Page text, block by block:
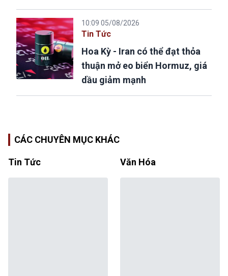
10:09 05/08/2026
Tin Tức
Hoa Kỳ - Iran có thể đạt thỏa
thuận mở eo biển Hormuz, giá
dầu giảm mạnh
CÁC CHUYÊN MỤC KHÁC
Tin Tức Văn Hóa